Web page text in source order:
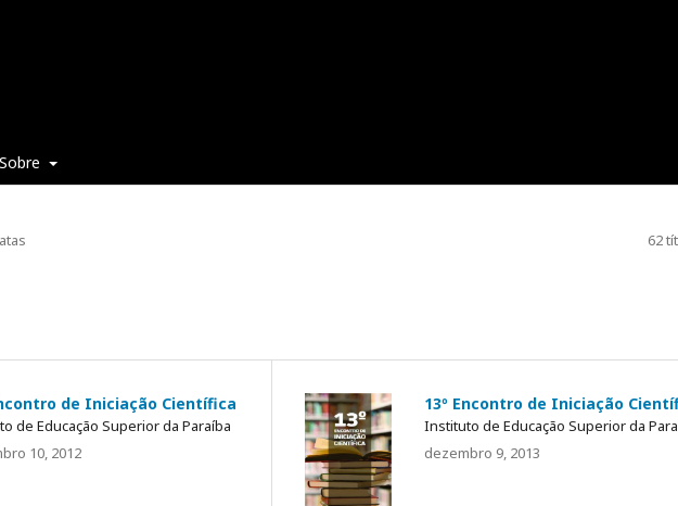
Sobre
62
de Iniciação Científica
de Educação Superior da Paraíba
10, 2012
13º Encontro de Iniciação
Instituto de Educação Superior da
dezembro 9, 2013